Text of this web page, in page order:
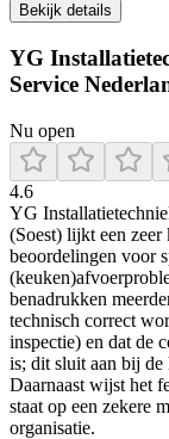
Bekijk details
YG
Service
Nu open
4.6
YG
(Soest) lijkt een
beoordelingen voor
benadrukken
technisch correct
inspectie) en dat de
is; dit sluit aan bij de
Daarnaast wijst het
staat op een zekere
organisatie.